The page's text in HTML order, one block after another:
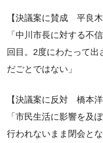
【決議案に賛成 平良木
「中川市長に対する不
回目。2度にわたって
だごとではない」
【決議案に反対 橋本洋
「市民生活に影響を及
行われないまま閉会と